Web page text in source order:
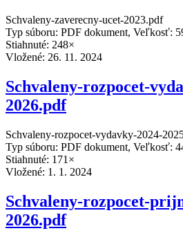
Schvaleny-zaverecny-ucet-2023.pdf
Typ súboru: PDF dokument, Veľkosť:
Stiahnuté: 248×
Vložené: 26. 11. 2024
Schvaleny-rozpocet-
2026.pdf
Schvaleny-rozpocet-vydavky-2024-
Typ súboru: PDF dokument, Veľkosť:
Stiahnuté: 171×
Vložené: 1. 1. 2024
Schvaleny-rozpocet-
2026.pdf